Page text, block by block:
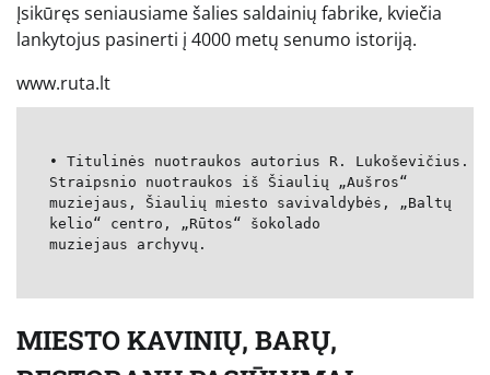
Įsikūręs seniausiame šalies saldainių fabrike, kviečia
lankytojus pasinerti į 4000 metų senumo istoriją.
www.ruta.lt
• Titulinės nuotraukos autorius R. Lukoševičius.
Straipsnio nuotraukos iš Šiaulių „Aušros“
muziejaus, Šiaulių miesto savivaldybės, „Baltų
kelio“ centro, „Rūtos“ šokolado
muziejaus archyvų.
MIESTO KAVINIŲ, BARŲ,